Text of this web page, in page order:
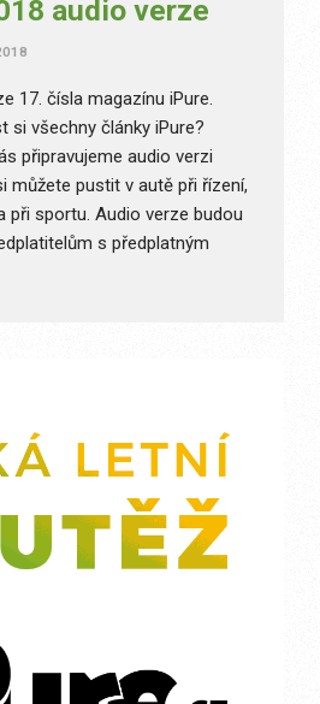
audio verze
17. čísla magazínu iPure.
si všechny články iPure?
připravujeme audio verzi
můžete pustit v autě při řízení,
při sportu. Audio verze budou
s předplatným